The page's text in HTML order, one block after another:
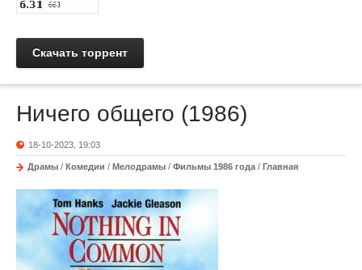
Скачать торрент
Ничего общего (1986)
18-10-2023, 19:03
Драмы / Комедии / Мелодрамы / Фильмы 1986 года / Главная